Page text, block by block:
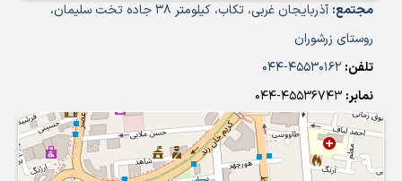
مجتمع:
آذربایجان غربی، تکاب، کیلومتر 38 جاده تخت سلیمان،
روستای زرشوران
تلفن:
نمابر: